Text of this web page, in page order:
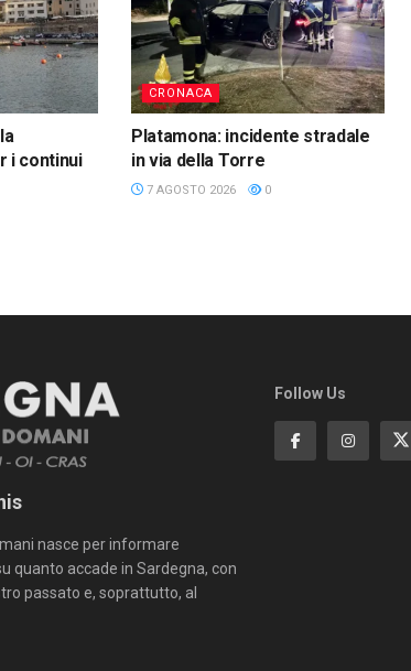
i continui
CRONACA
Platamona: incidente stradale
in via della Torre
7 AGOSTO 2026 0
nasce per informare
quanto accade in Sardegna, con
passato e, soprattutto, al
Follow Us